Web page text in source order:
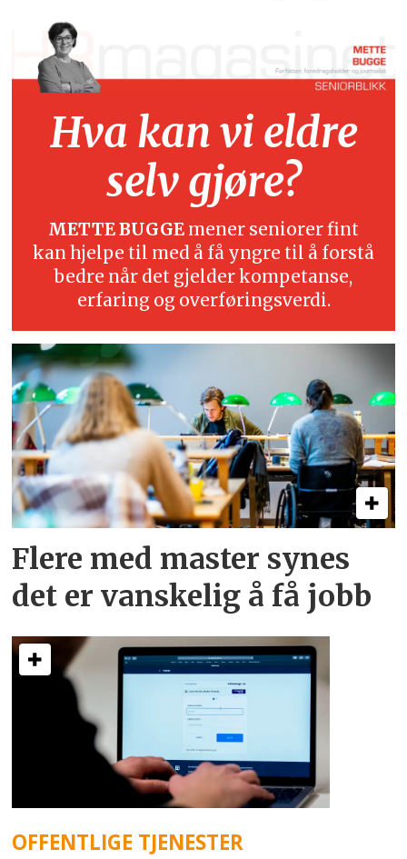
Hva kan vi eldre
selv gjøre?
METTE BUGGE mener seniorer fint
kan hjelpe til med å få yngre til å forstå
bedre når det gjelder kompetanse,
erfaring og overføringsverdi.
Flere med master synes
det er vanskelig å få jobb
OFFENTLIGE TJENESTER